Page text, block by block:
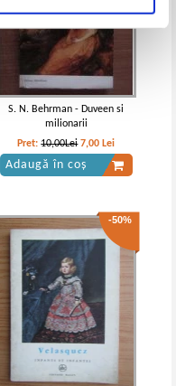
S. N. Behrman - Duveen si
milionarii
Pret:10,00Lei 7,00 Lei
Adaugă în coș
-50%